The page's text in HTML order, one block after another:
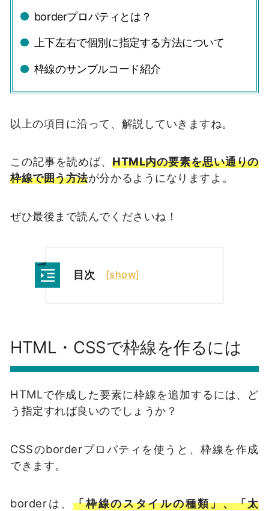
borderプロパティとは？
上下左右で個別に指定する方法について
枠線のサンプルコード紹介
以上の項目に沿って、解説していきますね。
この記事を読めば、 HTML内の要素を思い通りの
枠線で囲う方法が分かるようになりますよ。
ぜひ最後まで読んでくださいね！
目次 [show]
HTML・CSSで枠線を作るには
HTMLで作成した要素に枠線を追加するには、ど
う指定すれば良いのでしょうか？
CSSのborderプロパティを使うと、枠線を作成
できます。
borderは、「枠線のスタイルの種類」、「太